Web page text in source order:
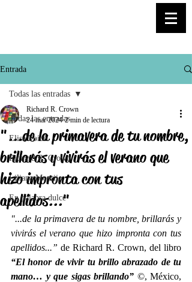
Entrada
Todas las entradas
Elisa Voice
Richard R. Crown
Liliana Montijo
En palabra dulce
Todas las entradas
"...de la primavera de tu nombre,
brillarás y vivirás el verano que
hizo impronta con tus
apellidos..."
Richard R. Crown
24 mar 2024 2 min de lectura
"...de la primavera de tu nombre, brillarás y
vivirás el verano que hizo impronta con tus
apellidos...”
“El honor de vivir tu brillo abrazado de tu
mano… y que sigas brillando” ©, México,